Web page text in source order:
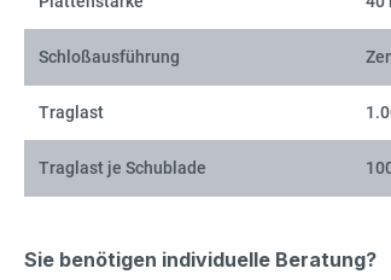
Schloßausführung
Traglast
Traglast je Schublade
Sie benötigen individuelle Beratung?